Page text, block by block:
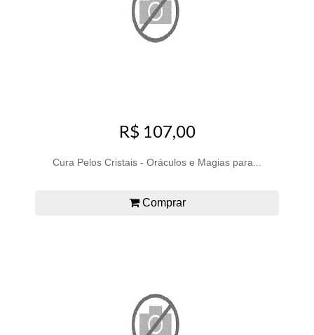
R$ 107,00
Cura Pelos Cristais - Oráculos e Magias para...
Comprar